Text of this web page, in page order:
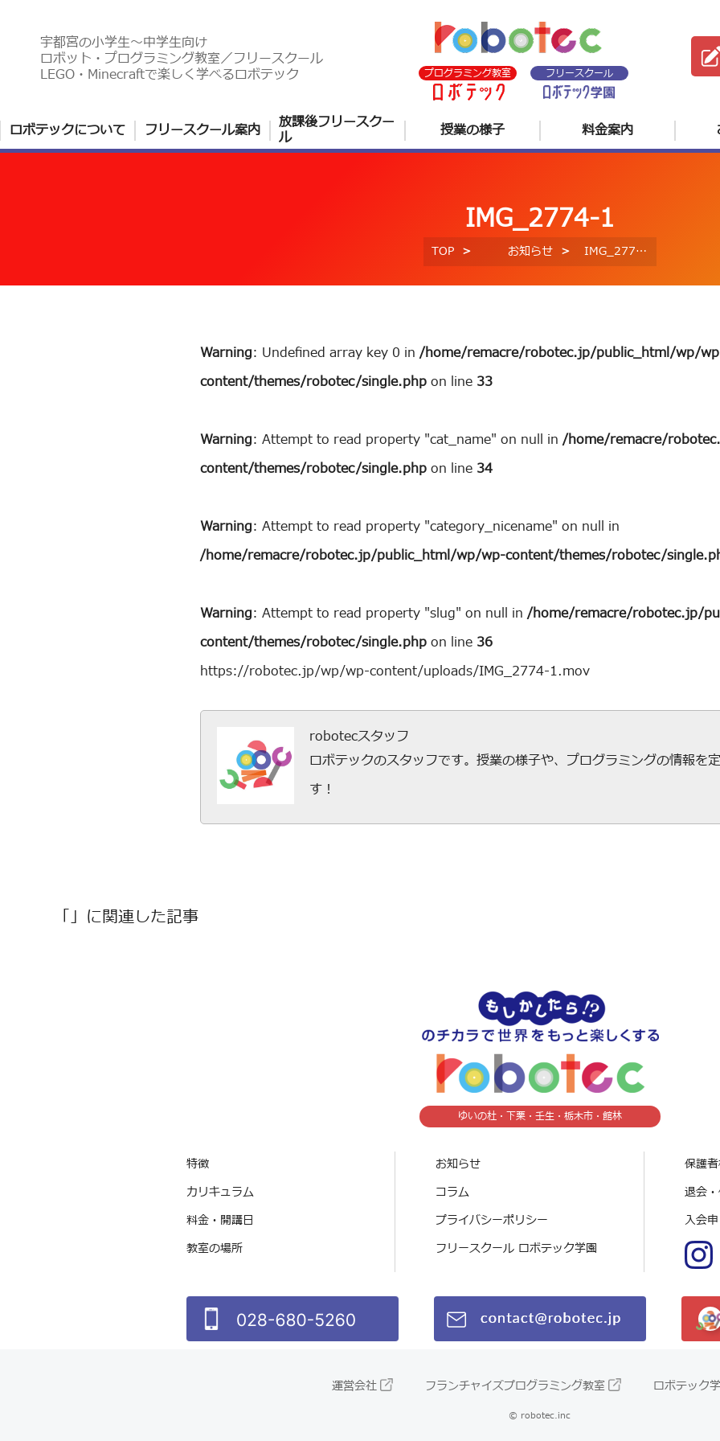
宇都宮の小学生〜中学生向け
ロボット・プログラミング教室／フリースクール
LEGO・Minecraftで楽しく学べるロボテック
プログラミング教室 フリースクール
ロボテックについて フリースクール案内 放課後フリースクー
ル 授業の様子 料金案内
IMG_2774-1
TOP お知らせ IMG_2774-1
Warning: Undefined array key 0 in/home/remacre/robotec.jp/public_html/wp/
content/themes/robotec/single.php on line 33
Warning: Attempt to read property "cat_name" on null in/home/remacre/
content/themes/robotec/single.php on line 34
Warning: Attempt to read property "category_nicename" on null in
/home/remacre/robotec.jp/public_html/wp/wp-content/themes/robotec/
Warning: Attempt to read property "slug" on null in/home/remacre/robotec.jp/
content/themes/robotec/single.php on line 36
https://robotec.jp/wp/wp-content/uploads/IMG_2774-1.mov
robotecスタッフ
ロボテックのスタッフです。授業の様子や、プログラミングの情報を
す！
「」に関連した記事
ゆいの杜・下栗・壬生・栃木市・館林
特徴
カリキュラム
料金・開講日
教室の場所
お知らせ
コラム
プライバシーポリシー
フリースクール ロボテック学園
保護
退会
入会
運営会社 フランチャイズプログラミング教室 ロボテック
© robotec.inc